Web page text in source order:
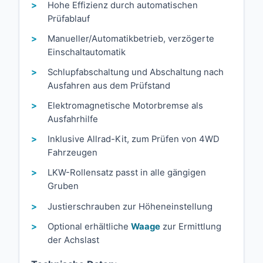
Hohe Effizienz durch automatischen
Prüfablauf
Manueller/Automatikbetrieb, verzögerte
Einschaltautomatik
Schlupfabschaltung und Abschaltung nach
Ausfahren aus dem Prüfstand
Elektromagnetische Motorbremse als
Ausfahrhilfe
Inklusive Allrad-Kit, zum Prüfen von 4WD
Fahrzeugen
LKW-Rollensatz passt in alle gängigen
Gruben
Justierschrauben zur Höheneinstellung
Optional erhältliche Waage zur Ermittlung
der Achslast